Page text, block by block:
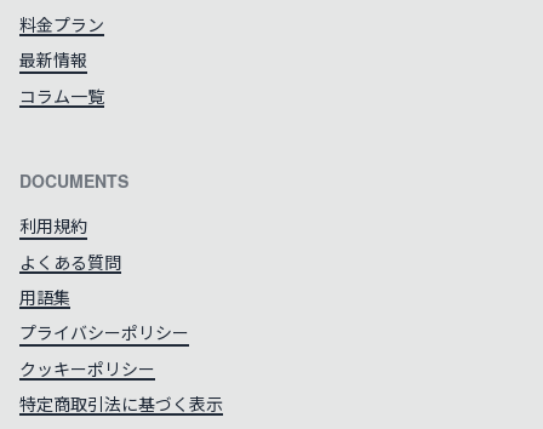
料金プラン
最新情報
コラム一覧
DOCUMENTS
利用規約
よくある質問
用語集
プライバシーポリシー
クッキーポリシー
特定商取引法に基づく表示